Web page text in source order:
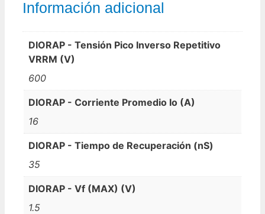
Información adicional
DIORAP - Tensión Pico Inverso Repetitivo
VRRM (V)
600
DIORAP - Corriente Promedio Io (A)
16
DIORAP - Tiempo de Recuperación (nS)
35
DIORAP - Vf (MAX) (V)
1.5